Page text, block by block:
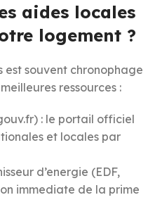
aides locales
logement ?
est souvent chronophage
ressources :
: le portail officiel
et locales par
d’energie (EDF,
immediate de la prime